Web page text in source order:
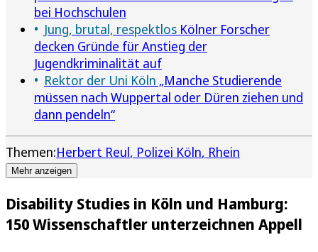
bei Hochschulen
Jung, brutal, respektlos Kölner Forscher
decken Gründe für Anstieg der
Jugendkriminalität auf
Rektor der Uni Köln „Manche Studierende
müssen nach Wuppertal oder Düren ziehen und
dann pendeln“
Themen:Herbert Reul Polizei Köln Rhein
Mehr anzeigen
Disability Studies in Köln und Hamburg:
150 Wissenschaftler unterzeichnen Appell